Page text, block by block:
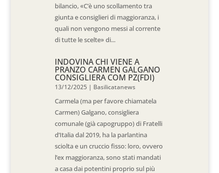
bilancio, «C’è uno scollamento tra
giunta e consiglieri di maggioranza, i
quali non vengono messi al corrente
di tutte le scelte» di...
INDOVINA CHI VIENE A
PRANZO CARMEN GALGANO
CONSIGLIERA COM PZ(FDI)
13/12/2025 | Basilicatanews
Carmela (ma per favore chiamatela
Carmen) Galgano, consigliera
comunale (già capogruppo) di Fratelli
d’Italia dal 2019, ha la parlantina
sciolta e un cruccio fisso: loro, ovvero
l’ex maggioranza, sono stati mandati
a casa dai potentini proprio sul più